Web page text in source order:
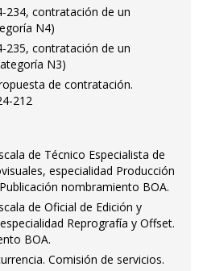
234, contratación de un
N4)
235, contratación de un
N3)
de contratación.
212
de Técnico Especialista de
especialidad Producción
nombramiento BOA.
de Oficial de Edición y
Reprografía y Offset.
BOA.
Comisión de servicios.